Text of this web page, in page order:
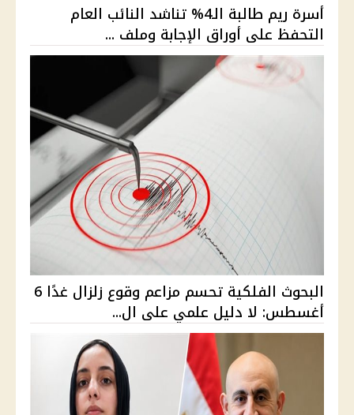
أسرة ريم طالبة الـ4% تناشد النائب العام
التحفظ على أوراق الإجابة وملف ...
البحوث الفلكية تحسم مزاعم وقوع زلزال غدًا 6
أغسطس: لا دليل علمي على ال...